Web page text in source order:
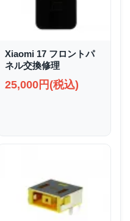
Xiaomi 17 フロントパ
ネル交換修理
25,000円(税込)